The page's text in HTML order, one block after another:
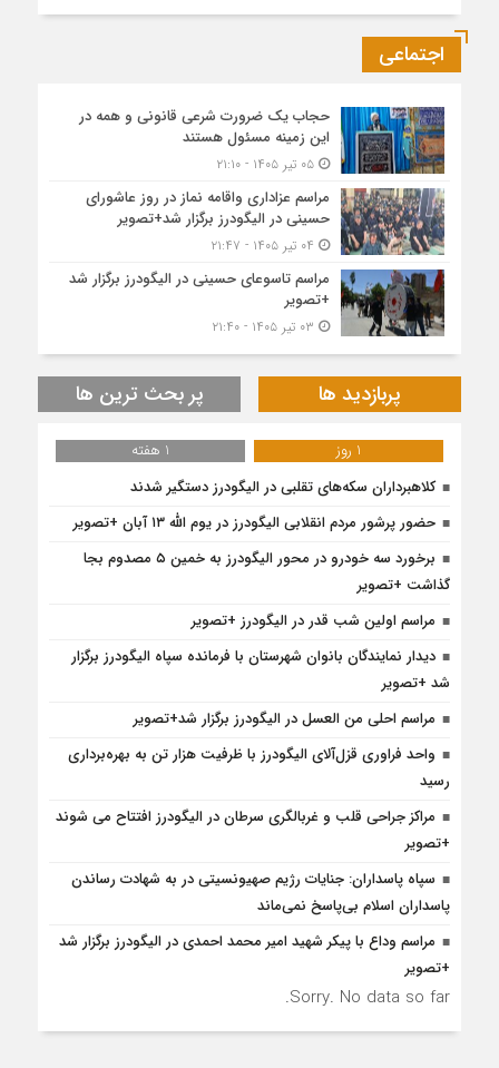
اجتماعی
حجاب یک ضرورت شرعی قانونی و همه در
این زمینه مسئول هستند
۰۵ تیر ۱۴۰۵ - ۲۱:۱۰
مراسم عزاداری واقامه نماز در روز عاشورای
حسینی در الیگودرز برگزار شد+تصویر
مراسم تاسوعای حسینی در الیگودرز برگزار شد
+تصویر
پربازدید ها پر بحث ترین ها
1 روز
1 هفته
کلاهبرداران سکه‌های تقلبی در الیگودرز دستگیر شدند
حضور پرشور مردم انقلابی الیگودرز در یوم الله ۱۳ آبان +تصویر
برخورد سه خودرو در محور الیگودرز به خمین ۵ مصدوم بجا
گذاشت +تصویر
مراسم اولین شب قدر در الیگودرز +تصویر
دیدار نمایندگان بانوان شهرستان با فرمانده سپاه الیگودرز برگزار
شد +تصویر
مراسم احلی من العسل در الیگودرز برگزار شد+تصویر
واحد فراوری قزل‌آلای الیگودرز با ظرفیت هزار تن به بهره‌برداری
رسید
مراکز جراحی قلب و غربالگری سرطان در الیگودرز افتتاح می شوند
+تصویر
سپاه پاسداران: جنایات رژیم صهیونسیتی در به شهادت رساندن
پاسداران اسلام بی‌پاسخ نمی‌ماند
مراسم وداع با پیکر شهید امیر محمد احمدی در الیگودرز برگزار شد
+تصویر
Sorry. No data so far.